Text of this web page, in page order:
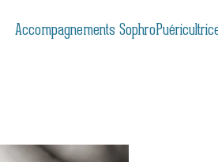
Accompagnements